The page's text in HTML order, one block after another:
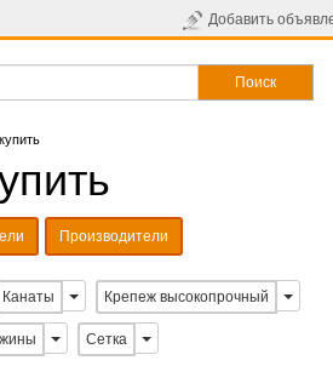
Добавить
Поиск
Производители
Канаты Крепеж высокопрочный
Сетка